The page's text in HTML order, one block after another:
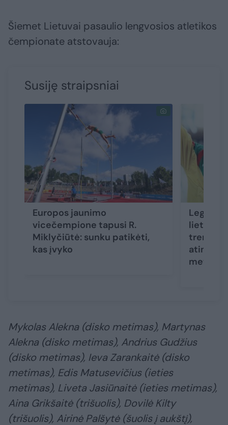
Šiemet Lietuvai pasaulio lengvosios atletikos
čempionate atstovauja:
Susiję straipsniai
Europos jaunimo
vicečempione tapusi R.
Miklyčiūtė: sunku patikėti,
kas įvyko
lietuvių
metimai
Mykolas Alekna (disko metimas), Martynas
Alekna (disko metimas), Andrius Gudžius
(disko metimas), Ieva Zarankaitė (disko
metimas), Edis Matusevičius (ieties
metimas), Liveta Jasiūnaitė (ieties metimas),
Aina Grikšaitė (trišuolis), Dovilė Kilty
(trišuolis), Airinė Palšytė (šuolis į aukštį),